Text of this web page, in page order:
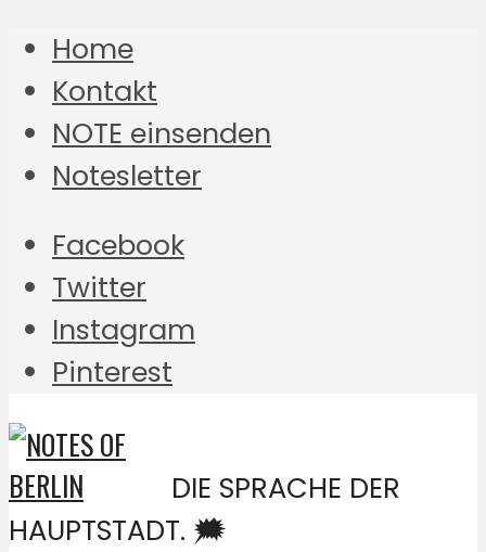
Home
Kontakt
NOTE einsenden
Notesletter
Facebook
Twitter
Instagram
Pinterest
DIE SPRACHE DER
HAUPTSTADT. 🗯️